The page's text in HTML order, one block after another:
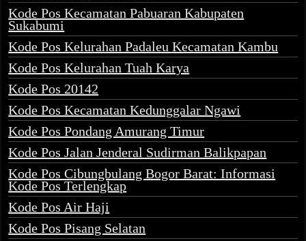
Kode Pos Kecamatan Pabuaran Kabupaten
Sukabumi
Kode Pos Kelurahan Padaleu Kecamatan Kambu
Kode Pos Kelurahan Tuah Karya
Kode Pos 20142
Kode Pos Kecamatan Kedunggalar Ngawi
Kode Pos Pondang Amurang Timur
Kode Pos Jalan Jenderal Sudirman Balikpapan
Kode Pos Cibungbulang Bogor Barat: Informasi
Kode Pos Terlengkap
Kode Pos Air Haji
Kode Pos Pisang Selatan